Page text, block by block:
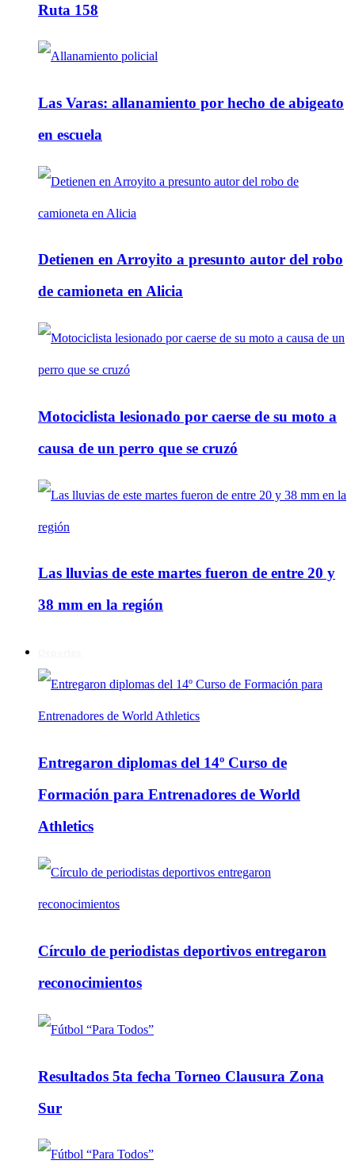
Ruta 158
Las Varas: allanamiento por hecho de abigeato
en escuela
Detienen en Arroyito a presunto autor del robo
de camioneta en Alicia
Motociclista lesionado por caerse de su moto a
causa de un perro que se cruzó
Las lluvias de este martes fueron de entre 20 y
38 mm en la región
Entregaron diplomas del 14º Curso de
Formación para Entrenadores de World
Athletics
Círculo de periodistas deportivos entregaron
reconocimientos
Resultados 5ta fecha Torneo Clausura Zona
Sur